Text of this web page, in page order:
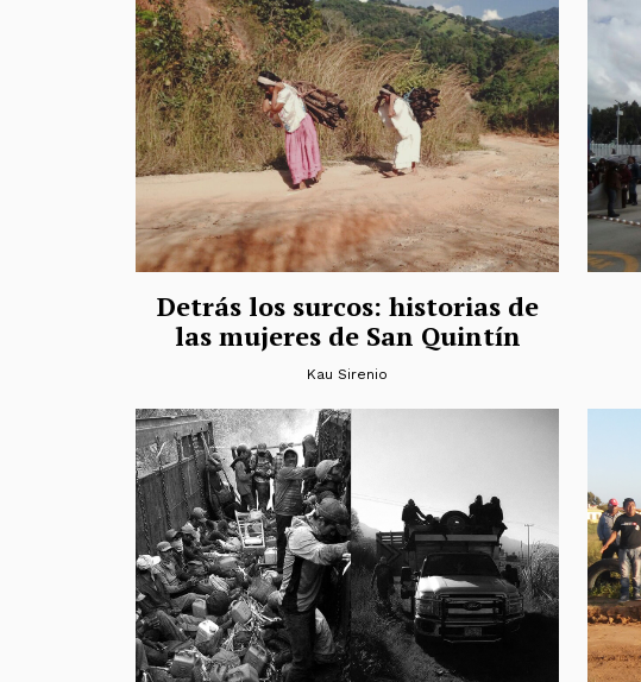
Detrás los surcos: historias de
las mujeres de San Quintín
Kau Sirenio